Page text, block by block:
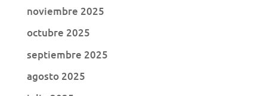
noviembre 2025
octubre 2025
septiembre 2025
agosto 2025